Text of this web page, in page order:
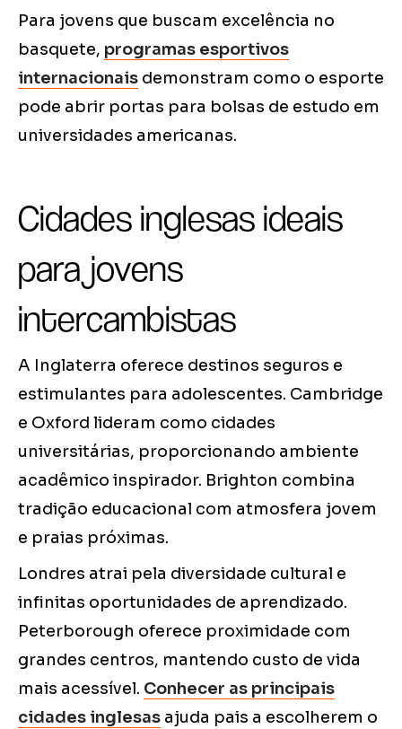
Para jovens que buscam excelência no
basquete, programas esportivos
internacionais demonstram como o esporte
pode abrir portas para bolsas de estudo em
universidades americanas.
Cidades inglesas ideais
para jovens
intercambistas
A Inglaterra oferece destinos seguros e
estimulantes para adolescentes. Cambridge
e Oxford lideram como cidades
universitárias, proporcionando ambiente
acadêmico inspirador. Brighton combina
tradição educacional com atmosfera jovem
e praias próximas.
Londres atrai pela diversidade cultural e
infinitas oportunidades de aprendizado.
Peterborough oferece proximidade com
grandes centros, mantendo custo de vida
mais acessível. Conhecer as principais
cidades inglesas ajuda pais a escolherem o